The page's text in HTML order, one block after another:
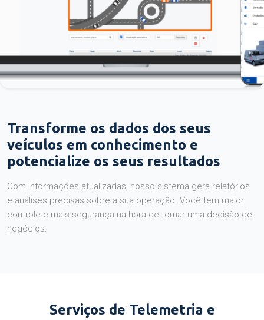
Transforme os dados dos seus
veículos em conhecimento e
potencialize os seus resultados
Com informações atualizadas, nosso sistema gera relatórios
e análises precisas sobre a sua operação. Você tem maior
controle e mais segurança na hora de tomar uma decisão de
negócios.
Serviços de Telemetria e